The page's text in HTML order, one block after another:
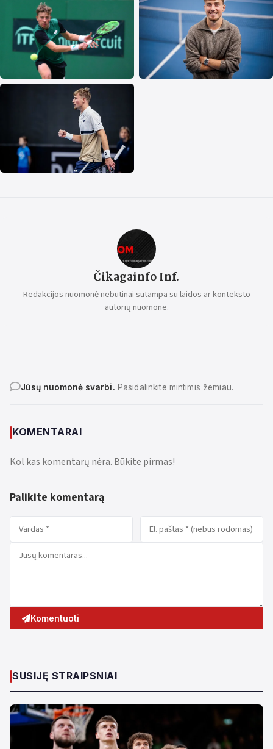
Čikagainfo Inf.
Redakcijos nuomonė nebūtinai sutampa su laidos ar konteksto
autorių nuomone.
Jūsų nuomonė svarbi. Pasidalinkite mintimis žemiau.
KOMENTARAI
Kol kas komentarų nėra. Būkite pirmas!
Palikite komentarą
Komentuoti
SUSIJĘ STRAIPSNIAI